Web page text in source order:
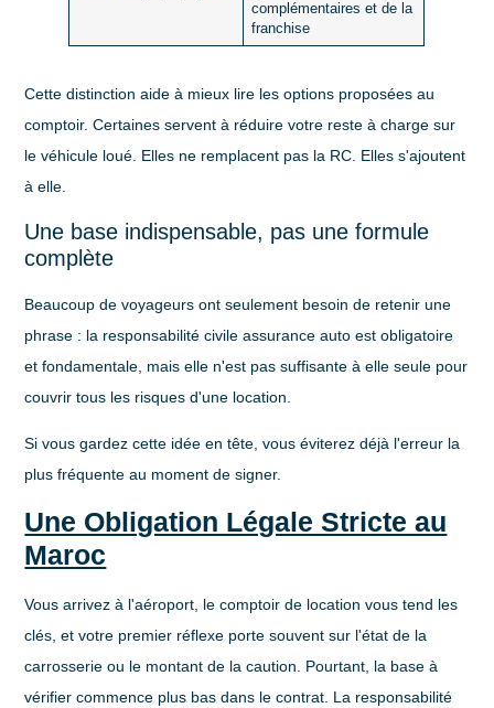
complémentaires et de la
franchise
Cette distinction aide à mieux lire les options proposées au
comptoir. Certaines servent à réduire votre reste à charge sur
le véhicule loué. Elles ne remplacent pas la RC. Elles s'ajoutent
à elle.
Une base indispensable, pas une formule
complète
Beaucoup de voyageurs ont seulement besoin de retenir une
phrase : la responsabilité civile assurance auto est obligatoire
et fondamentale, mais elle n'est pas suffisante à elle seule pour
couvrir tous les risques d'une location
Si vous gardez cette idée en tête, vous éviterez déjà l'erreur la
plus fréquente au moment de signer.
Une Obligation Légale Stricte au
Maroc
Vous arrivez à l'aéroport, le comptoir de location vous tend les
clés, et votre premier réflexe porte souvent sur l'état de la
carrosserie ou le montant de la caution. Pourtant, la base à
vérifier commence plus bas dans le contrat. La responsabilité